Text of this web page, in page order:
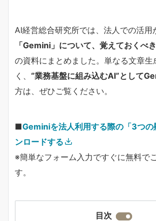
AI経営総合研究所では、法人での活用
「Gemini」について、覚えておくべ
の資料にまとめました。単なる文章生
く、 “業務基盤に組み込むAI”として
方は、ぜひご覧ください。
■Geminiを法人利用する際の「3つの
ンロードする
※簡単なフォーム入力ですぐに無料で
す。
目次